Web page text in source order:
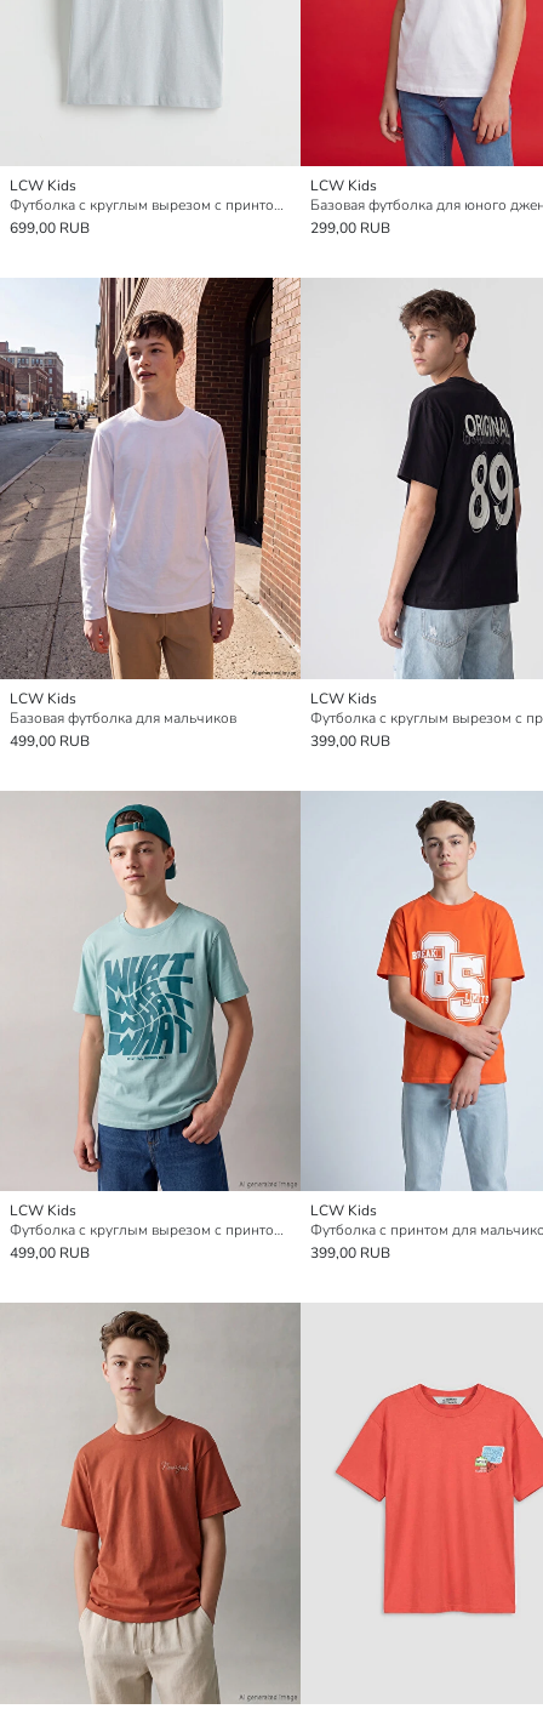
LCW Kids
Футболка с круглым вырезом с принтом для мальчиков
699,00 RUB
LCW Kids
299,00 RUB
LCW Kids
Базовая футболка для мальчиков
499,00 RUB
LCW Kids
399,00 RUB
LCW Kids
Футболка с круглым вырезом с принтом для мальчиков
499,00 RUB
LCW Kids
Футболка с принтом для
399,00 RUB